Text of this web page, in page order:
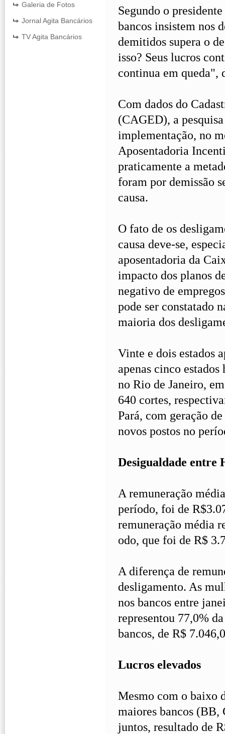
Galeria de Fotos
Jornal Agita Bancários
TV Agita Bancários
Segundo o
bancos insistem nos
demitidos supera o
isso? Seus lucros
continua em queda",
Com dados do
(CAGED), a
implementação, no
Aposentadoria
praticamente a
foram por demissão
causa.
O fato de os
causa deve-se,
aposentadoria da
impacto dos planos
negativo de
pode ser constatado
maioria dos
Vinte e dois estados
apenas cinco
no Rio de Janeiro,
640 cortes,
Pará, com geração
novos postos no
Desigualdade entre
A remuneração
perí­odo, foi de
remuneração média
odo, que foi de R$
A diferença de
desligamento. As
nos bancos entre
representou 77,0%
bancos, de R$
Lucros elevados
Mesmo com o baixo
maiores bancos (BB,
juntos, resultado de